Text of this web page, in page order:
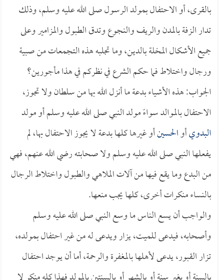
بالقرى، أو الاحتفال بمولد الرسول صلى الله عليه وسلم، وذلك
تدار الزفة بالمدن والريف والنجوع وتدق الطبول والمزامير وعلى
جميع الأشكال المخلة بالدين، وما تجلبه هذه التجمعات من صبية
ورجال واختلاط فما حكم الشرع في نظركم في هذا مأجورين؟
الجواب: هذه الأشياء بدعة ما أنزل الله بها من سلطان ولا تجوز،
الاحتفال بالموالد سواءً مولد النبي صلى الله عليه وسلم أو مولد
البدويأوالحسينأو غيرها كلها بدعة لا يجوز الاحتفال بها، لم
يفعلها النبي صلى الله عليه وسلم ولا صحابته رضي الله عنهم، فهي
من البدع وما يقع فيها من آلات الملاهي والطبول واختلاط الرجال
بالنساء منكرات أخرى، كلها يجب منعها.
والواجب أن يسع الناس ما وسع النبي صلى الله عليه وسلم
وأصحابه، فيدعى للميت، يزار ويدعى له من غير احتفال بمولده،
تزار القبور، يدعى لأهلها بالمغفرة والرحمة، أما أن يوجد احتفال